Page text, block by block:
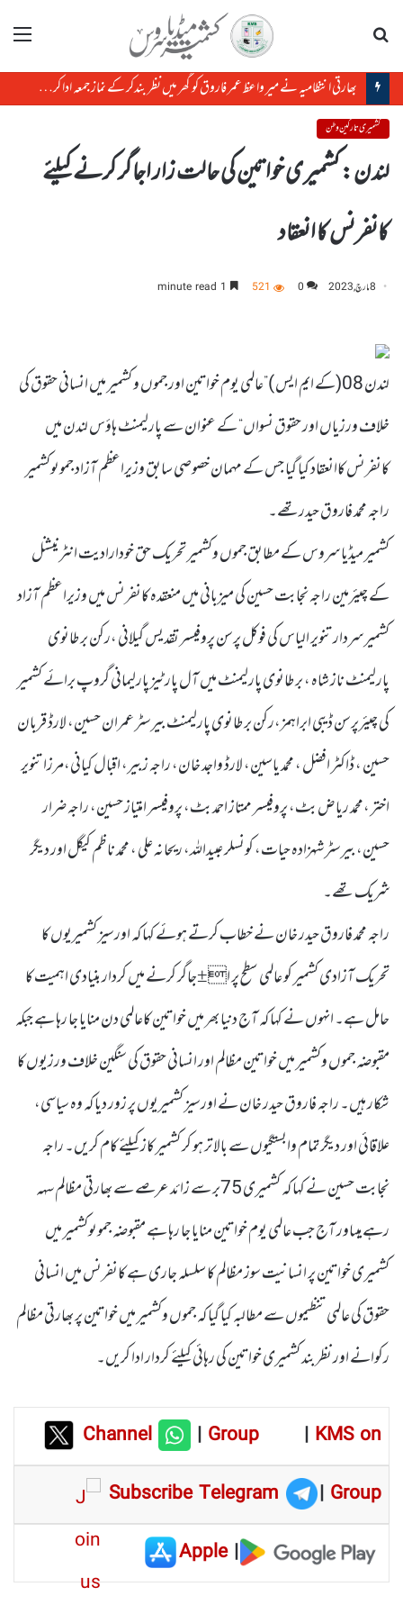
مینو
بھارتی انتظامیہ نے میر واعظ عمر فاروق کو گھر میں نظر بندکر کے نماز جمعہ ادا کرنے سے روک دیا
کشمیری تارکین وطن
لندن : کشمیری خواتین کی حالت زار اجاگر کرنے کیلئے
کانفرنس کا انعقاد
8 مارچ, 2023 0
521
لندن 08(کے ایم ایس )”عالمی یوم خواتین اور جموں و کشمیر میں انسانی حقوق کی
خلاف ورزیاں اور حقوق نسواں“ کے عنوان سے پارلیمنٹ ہاؤس لندن میں
کانفرنس کاانعقاد کیا گیا جس کے مہمان خصوصی سابق وزیراعظم آزاد جموںوکشمیر
راجہ محمد فاروق حیدرتھے۔
کشمیر میڈیا سروس کے مطابق جموں وکشمیر تحریک حق خودارادیت انٹرنیشنل
کے چیئرمین راجہ نجابت حسین کی میزبانی میں منعقدہ کانفرنس میں وزیراعظم آزاد
کشمیر سردار تنویر الیاس کی فوکل پرسن پروفیسر تقدیس گیلانی ،رکن برطانوی
پارلیمنٹ ناز شاہ ، برطانوی پارلیمنٹ میں آل پارٹیز پارلیمانی گروپ برائے کشمیر
کی چیئرپرسن ڈیبی ابراہمز،رکن برطانوی پارلیمنٹ بیرسٹر عمران حسین، لارڈ قربان
حسین ، ڈاکٹر افضل ، محمد یاسین، لارڈ واجد خان، راجہ زبیر، اقبال کیانی،مرزا تنویر
اختر ،محمد ریاض بٹ، پروفیسر ممتاز احمد بٹ، پروفیسر امتیاز حسین، راجہ ضرار
حسین، بیرسٹر شہزادہ حیات، کونسلر عبیداللہ، ریحانہ علی ، محمد ناظم کیگل اور دیگر
شریک تھے۔
راجہ محمد فاروق حیدر خان نے خطاب کرتے ہوئے کہا کہ اورسیز کشمیریوں کا
تحریک آزادی کشمیر کو عالمی سطح پر ا±جاگر کرنے میں کردار بنیادی اہمیت کا
حامل ہے۔ انہوں نے کہا کہ آج دنیا بھر میں خواتین کاعالمی دن منایا جا رہا ہے جبکہ
مقبوضہ جموں وکشمیر میں خواتین مظالم اور انسانی حقوق کی سنگین خلاف ورزیوں کا
شکار ہیں۔ راجہ فاروق حیدر خان نے اورسیز کشمیریوں پر زور دیا کہ وہ سیاسی،
علاقائی اور دیگر تمام وابستگیوں سے بالا تر ہو کر کشمیر کاز کیلئے کام کریں۔ راجہ
نجابت حسین نے کہا کہ کشمیری 75بر سے زائد عرصے سے بھارتی مظالم سہہ
رہے ہیںاور آج جب عالمی یوم خواتین منایا جا رہا ہے مقبوضہ جموںوکشمیر میں
کشمیری خواتین پر انسانیت سوز مظالم کا سلسلہ جاری ہے کانفرنس میں انسانی
حقوق کی عالمی تنظیموں سے مطالبہ کیا گیا کہ جموں وکشمیر میں خواتین پر بھارتی مظالم
رکوانے اور نظر بند کشمیری خواتین کی رہائی کیلئے کردار ادا کریں۔
Channel |Group | KMS on
Subscribe Telegram
| Group
|
Apple